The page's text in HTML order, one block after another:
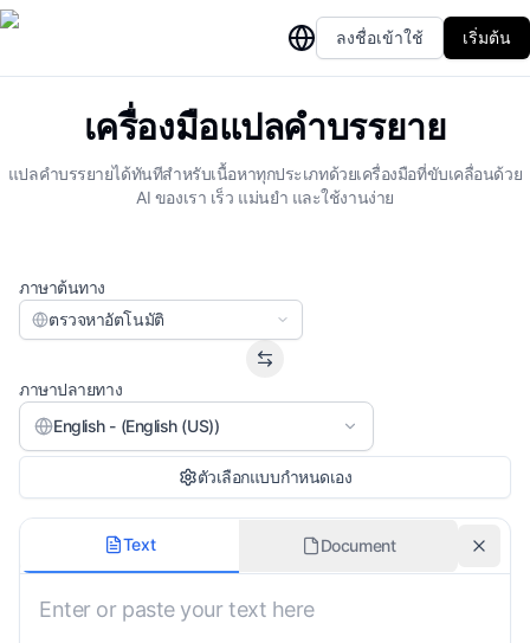
ลงชื่อเข้าใช้ เริ่มต้น
เครื่องมือแปลคำบรรยาย
แปลคำบรรยายได้ทันทีสำหรับเนื้อหาทุกประเภทด้วยเครื่องมือที่ขับเคลื่อนด้วย
AI ของเรา เร็ว แม่นยำ และใช้งานง่าย
ภาษาต้นทาง
ตรวจหาอัตโนมัติ
ภาษาปลายทาง
English - (English (US))
ตัวเลือกแบบกำหนดเอง
ประเภทเนื้อหา
รักษาช่วงเวลา
Text Document